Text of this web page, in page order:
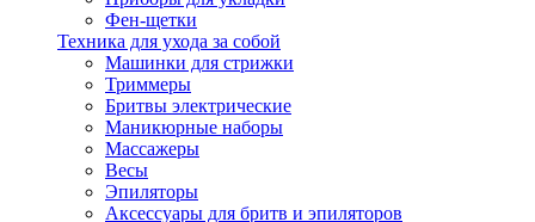
Фен-щетки
Техника для ухода за собой
Машинки для стрижки
Триммеры
Бритвы электрические
Маникюрные наборы
Массажеры
Весы
Эпиляторы
Аксессуары для бритв и эпиляторов